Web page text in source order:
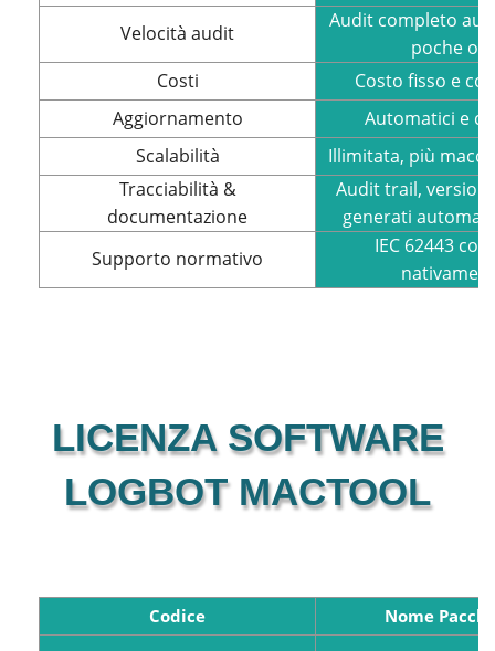
Velocità audit
Audit completo
poche ore
Costi
Costo fisso e
Aggiornamento
Automatici e
Scalabilità
Illimitata, più
Tracciabilità &
documentazione
Audit trail,
generati
Supporto normativo
IEC 62443
LICENZA SOFTWARE
LOGBOT MACTOOL
Codice Nome